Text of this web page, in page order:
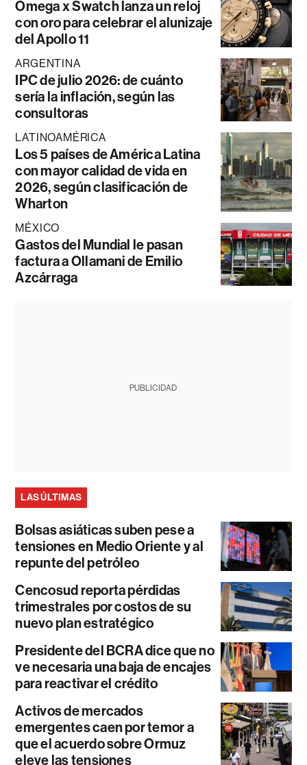
Omega x Swatch lanza un reloj
con oro para celebrar el alunizaje
del Apollo 11
ARGENTINA
IPC de julio 2026: de cuánto
sería la inflación, según las
consultoras
LATINOAMÉRICA
Los 5 países de América Latina
con mayor calidad de vida en
2026, según clasificación de
Wharton
MÉXICO
Gastos del Mundial le pasan
factura a Ollamani de Emilio
Azcárraga
PUBLICIDAD
LAS ÚLTIMAS
Bolsas asiáticas suben pese a
tensiones en Medio Oriente y al
repunte del petróleo
Cencosud reporta pérdidas
trimestrales por costos de su
nuevo plan estratégico
Presidente del BCRA dice que no
ve necesaria una baja de encajes
para reactivar el crédito
Activos de mercados
emergentes caen por temor a
que el acuerdo sobre Ormuz
eleve las tensiones